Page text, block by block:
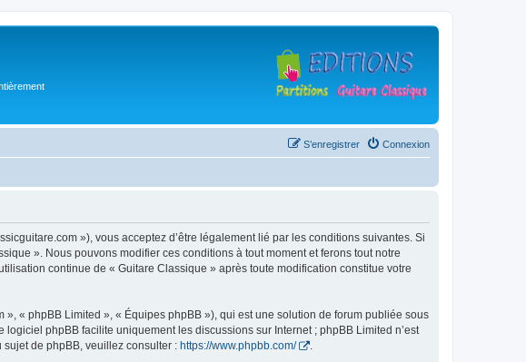
Connexion
S’enregistrer
»), vous acceptez d’être légalement lié par les conditions suivantes. Si
». Nous pouvons modifier ces conditions à tout moment et ferons tout notre
continue de « Guitare Classique » après toute modification constitue votre
« phpBB Limited », « Équipes phpBB »), qui est une solution de forum publiée sous
logiciel phpBB facilite uniquement les discussions sur Internet ; phpBB Limited n’est
de phpBB, veuillez consulter : https://www.phpbb.com/ .